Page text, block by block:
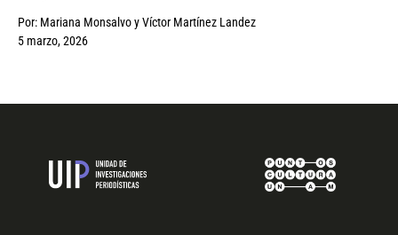
Por: Mariana MonsalvoyVíctor Martínez Landez
5 marzo, 2026